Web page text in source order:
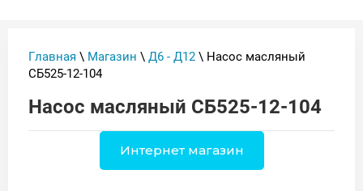
Главная \ Магазин \ Д6 - Д12 \ Насос масляный
СБ525-12-104
Насос масляный СБ525-12-104
Интернет магазин